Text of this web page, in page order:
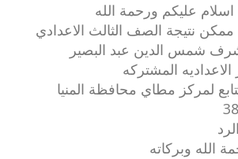
اسلام عليكم ورحمة الله
ممكن نتيجة الصف الثالث الاعدادي
شمس الدين عبد البصير
المشتركه
لمركز مطاي محافظة المنيا
الله وبركاته